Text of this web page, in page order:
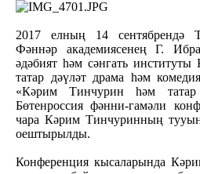
2017 елның 14 сентябрендә
Фәннәр академиясенең Г.
әдәбият һәм сәнгать
татар дәүләт драма һәм
«Кәрим Тинчурин һәм
Бөтенроссия фәнни-гамәли
чара Кәрим Тинчуринның
оештырылды.
Конференция кысаларында